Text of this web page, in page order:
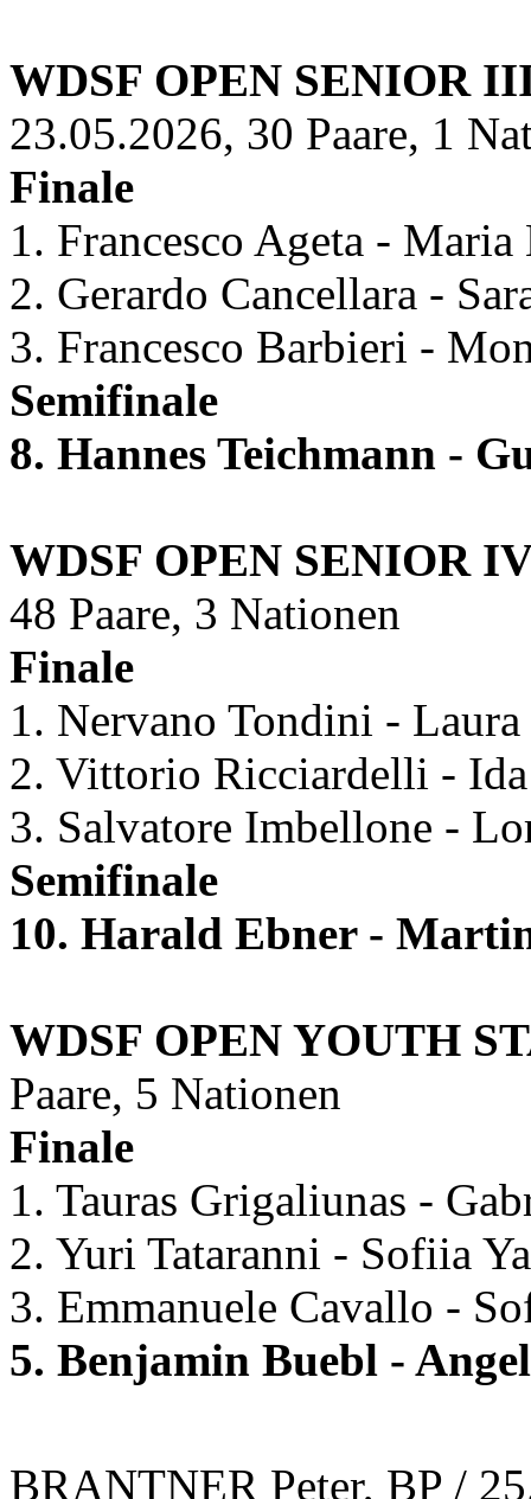
WDSF OPEN SENIOR
23.05.2026, 30 Paare, 1
Finale
1. Francesco Ageta -
2. Gerardo Cancellara -
3. Francesco Barbieri -
Semifinale
8. Hannes Teichmann -
WDSF OPEN SENIOR
48 Paare, 3 Nationen
Finale
1. Nervano Tondini -
2. Vittorio Ricciardelli -
3. Salvatore Imbellone -
Semifinale
10. Harald Ebner -
WDSF OPEN YOUTH
Paare, 5 Nationen
Finale
1. Tauras Grigaliunas -
2. Yuri Tataranni - Sofiia
3. Emmanuele Cavallo -
5. Benjamin Buebl -
BRANTNER Peter, BP /